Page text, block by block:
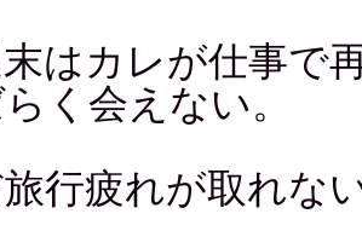
はカレが仕事で
く会えない。
行疲れが取れな